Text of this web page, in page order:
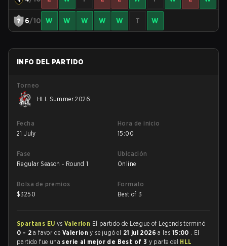
6/10 W W W W W T W
INFO DEL PARTIDO
Torneo
HLL Summer 2026
Fecha
21 July
Hora de inicio
15:00
Fase
Regular Season - Round 1
Ubicación
Online
Bolsa de premios
$3250
Formato
Best of 3
Spartans EU vsValerion El partido de League of Legends terminó
0 - 2 a favor de Valeriony se jugó el 21 jul 2026a las 15:00 . El
partido fue una serie al mejor de Best of 3 y parte del HLL